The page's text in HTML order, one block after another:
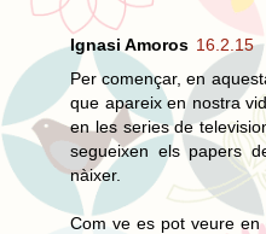
Ignasi Amoros 16.2.15
Per començar, en
que apareix en nostra
en les series de
segueixen els papers
nàixer.
Com ve es pot veure